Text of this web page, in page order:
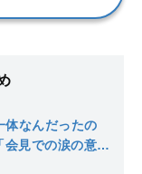
体なんだったの
見での涙の意味